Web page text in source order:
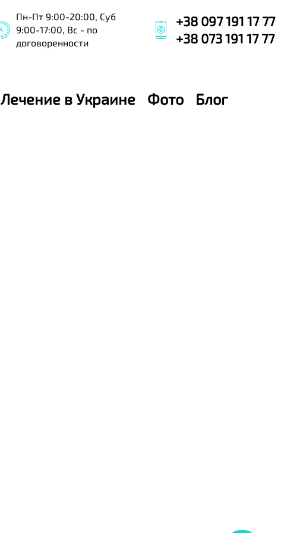
Пн-Пт 9:00-20:00, Суб
9:00-17:00, Вс - по
договоренности
+38 097 191 17 77
+38 073 191 17 77
Лечение в Украине Фото
Блог